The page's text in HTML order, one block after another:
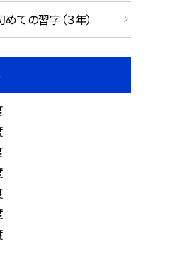
ての習字（３年）